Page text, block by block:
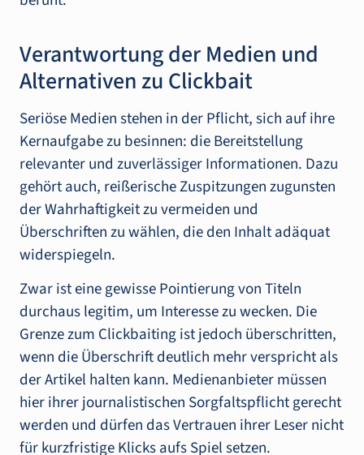
Verantwortung der Medien und
Alternativen zu Clickbait
Seriöse Medien stehen in der Pflicht, sich auf ihre
Kernaufgabe zu besinnen: die Bereitstellung
relevanter und zuverlässiger Informationen. Dazu
gehört auch, reißerische Zuspitzungen zugunsten
der Wahrhaftigkeit zu vermeiden und
Überschriften zu wählen, die den Inhalt adäquat
widerspiegeln.
Zwar ist eine gewisse Pointierung von Titeln
durchaus legitim, um Interesse zu wecken. Die
Grenze zum Clickbaiting ist jedoch überschritten,
wenn die Überschrift deutlich mehr verspricht als
der Artikel halten kann. Medienanbieter müssen
hier ihrer journalistischen Sorgfaltspflicht gerecht
werden und dürfen das Vertrauen ihrer Leser nicht
für kurzfristige Klicks aufs Spiel setzen.